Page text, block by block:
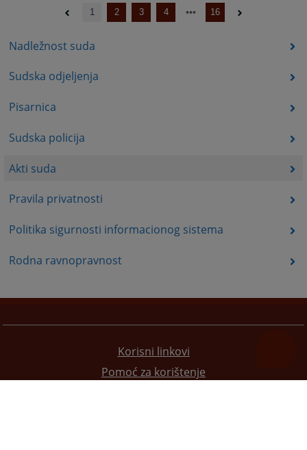
Nadležnost suda
Sudska odjeljenja
Pisarnica
Sudska policija
Akti suda
Pravila privatnosti
Politika sigurnosti informacionog sistema
Rodna ravnopravnost
1 2 3 4 16
Korisni linkovi
Pomoć za korištenje